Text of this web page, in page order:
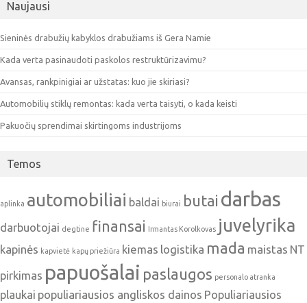
Naujausi
Sieninės drabužių kabyklos drabužiams iš Gera Namie
Kada verta pasinaudoti paskolos restruktūrizavimu?
Avansas, rankpinigiai ar užstatas: kuo jie skiriasi?
Automobilių stiklų remontas: kada verta taisyti, o kada keisti
Pakuočių sprendimai skirtingoms industrijoms
Temos
aplinka automobiliai baldai biurai butai darbas
darbuotojai degtine finansai Irmantas Korolkovas juvelyrika
kapinės kapvietė kapų priežiūra kiemas logistika mada maistas NT
pirkimas papuošalai paslaugos personalo atranka
plaukai populiariausios angliskos dainos Populiariausios